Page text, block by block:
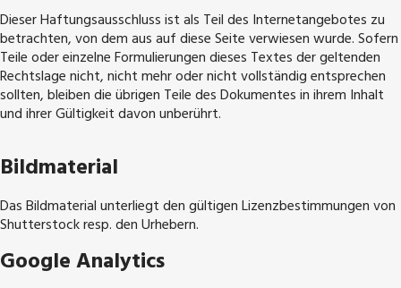
Dieser Haftungsausschluss ist als Teil des Internetangebotes zu
betrachten, von dem aus auf diese Seite verwiesen wurde. Sofern
Teile oder einzelne Formulierungen dieses Textes der geltenden
Rechtslage nicht, nicht mehr oder nicht vollständig entsprechen
sollten, bleiben die übrigen Teile des Dokumentes in ihrem Inhalt
und ihrer Gültigkeit davon unberührt.
Bildmaterial
Das Bildmaterial unterliegt den gültigen Lizenzbestimmungen von
Shutterstock resp. den Urhebern.
Google Analytics